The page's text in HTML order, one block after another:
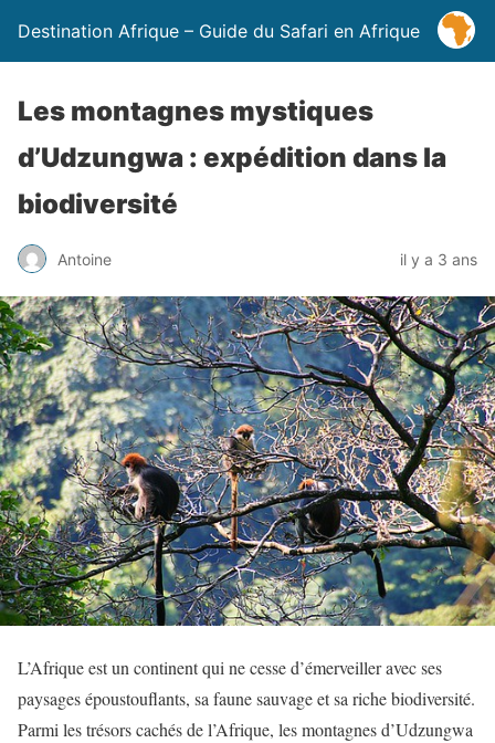
Destination Afrique – Guide du Safari en Afrique
Les montagnes mystiques
d’Udzungwa : expédition dans la
biodiversité
Antoine il y a 3 ans
L’Afrique est un continent qui ne cesse d’émerveiller avec ses
paysages époustouflants, sa faune sauvage et sa riche biodiversité.
Parmi les trésors cachés de l’Afrique, les montagnes d’Udzungwa